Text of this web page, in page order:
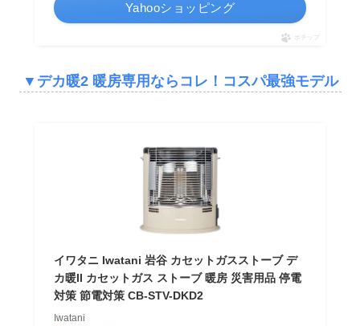
Yahooショッピング
ポチップ
▼デカ暖2 暖房専用ならコレ！コスパ最強モデル
イワタニ Iwatani 岩谷 カセットガスストーブ デ
カ暖II カセットガス ストーブ 暖房 災害用品 停電
対策 節電対策 CB-STV-DKD2
Iwatani